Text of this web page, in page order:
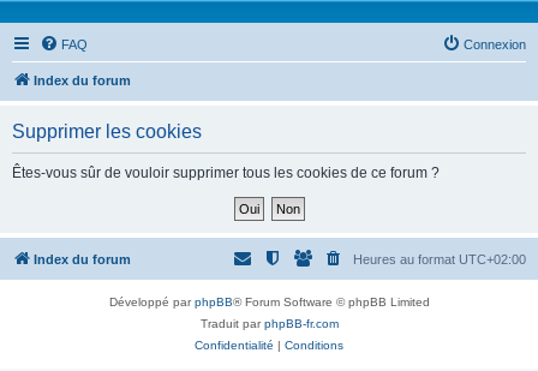
FAQ Connexion
Index du forum
Supprimer les cookies
Êtes-vous sûr de vouloir supprimer tous les cookies de ce forum ?
Index du forum Heures au format UTC+02:00
Développé parphpBB® Forum Software © phpBB Limited
Traduit parphpBB-fr.com
Confidentialité | Conditions